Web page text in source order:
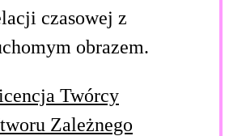
czasowej z
obrazem.
Twórcy
Zależnego